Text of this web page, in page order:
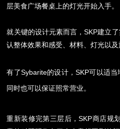
层美食广场餐桌上的灯光开始入手。
就关键的设计元素而言，SKP建立
认整体效果和感受、材料、灯光以及
有了Sybarite的设计，SKP可以适当
同时也可以保证照常营业。
重新装修完第三层后，SKP商店规